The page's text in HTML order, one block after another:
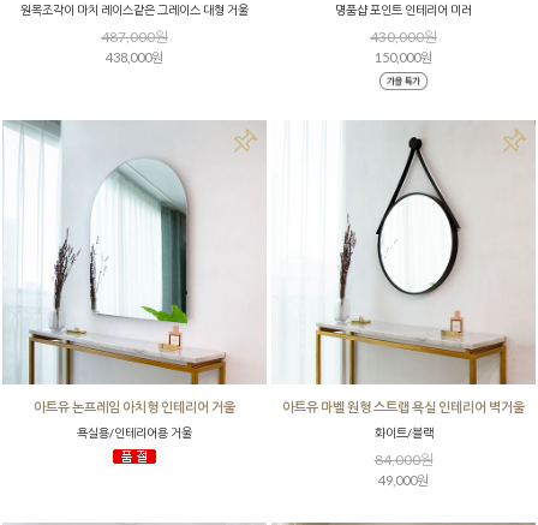
원목조각이 마치 레이스같은 그레이스 대형 거울
487,000원
438,000원
명품샵 포인트 인테리어 미러
430,000원
150,000원
아트유 논프레임 아치형 인테리어 거울
욕실용/인테리어용 거울
아트유 마벨 원형 스트랩 욕실 인테리어 벽거울
화이트/블랙
84,000원
49,000원